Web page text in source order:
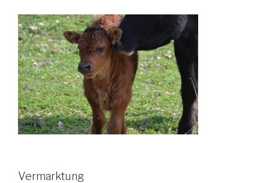
Vermarktung